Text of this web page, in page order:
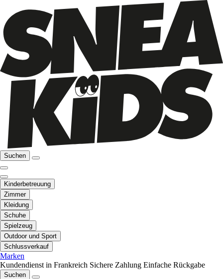
Suchen
Kinderbetreuung
Zimmer
Kleidung
Schuhe
Spielzeug
Outdoor und Sport
Schlussverkauf
Marken
Kundendienst in Frankreich Sichere Zahlung Einfache Rückgabe
Suchen